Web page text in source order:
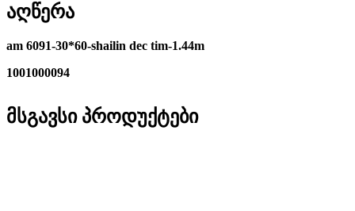
აღწერა
am 6091-30*60-shailin dec tim-1.44m
1001000094
მსგავსი პროდუქტები